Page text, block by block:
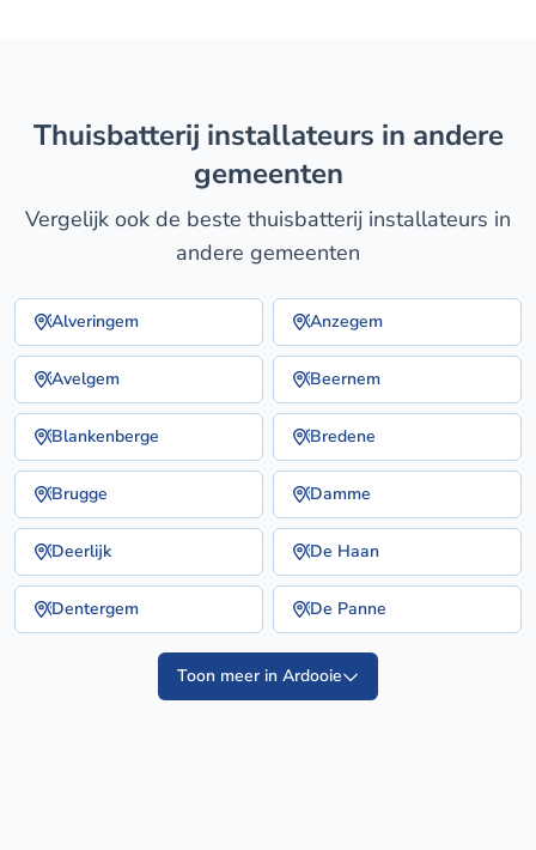
thuisbatterij installateurs in andere
gemeenten
Vergelijk ook de beste thuisbatterij installateurs in
andere gemeenten
Alveringem Anzegem
Avelgem Beernem
Blankenberge Bredene
Brugge Damme
Deerlijk De Haan
Dentergem De Panne
Toon meer in Ardooie